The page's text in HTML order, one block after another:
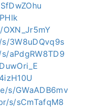
3W8uDQvq9s
aPdgRW8TD9
s/GWaADB6mv
s/sCmTafqM8